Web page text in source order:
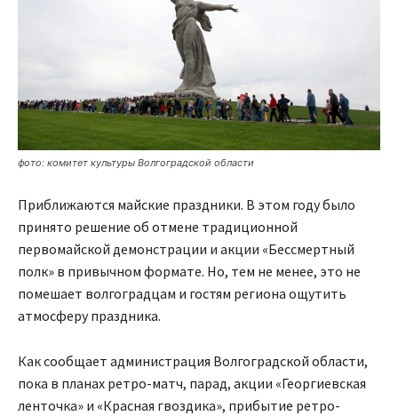
фото: комитет культуры Волгоградской области
Приближаются майские праздники. В этом году было
принято решение об отмене традиционной
первомайской демонстрации и акции «Бессмертный
полк» в привычном формате. Но, тем не менее, это не
помешает волгоградцам и гостям региона ощутить
атмосферу праздника.
Как сообщает администрация Волгоградской области,
пока в планах ретро-матч, парад, акции «Георгиевская
ленточка» и «Красная гвоздика», прибытие ретро-